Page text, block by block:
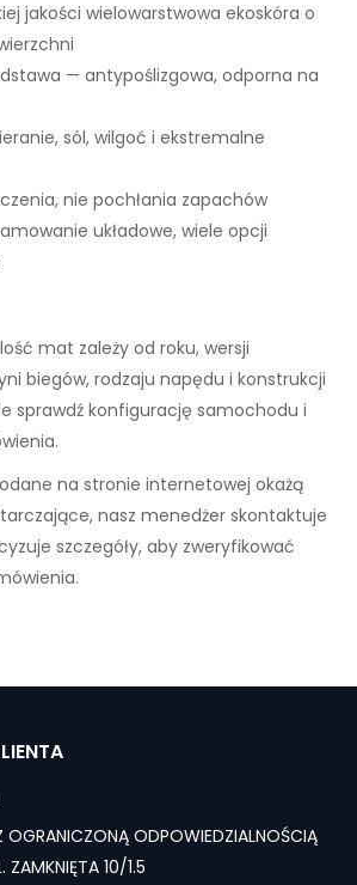
jakości wielowarstwowa ekoskóra o
— antypoślizgowa, odporna na
sól, wilgoć i ekstremalne
nie pochłania zapachów
układowe, wiele opcji
mat zależy od roku, wersji
biegów, rodzaju napędu i konstrukcji
sprawdź konfigurację samochodu i
na stronie internetowej okażą
nasz menedżer skontaktuje
szczegóły, aby zweryfikować
OGRANICZONĄ ODPOWIEDZIALNOŚCIĄ
10/1.5